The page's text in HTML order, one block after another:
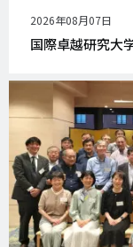
公
開
日
2026年08月07日
国際卓越研究大